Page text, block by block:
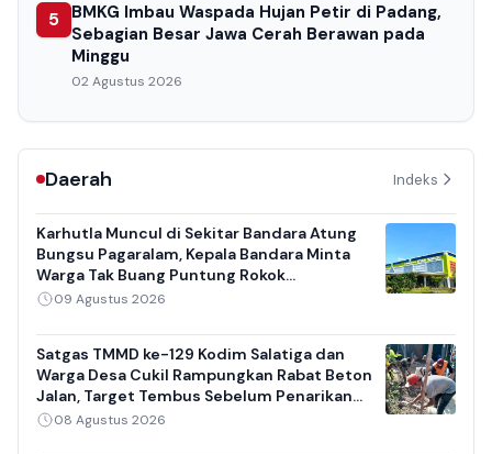
5
BMKG Imbau Waspada Hujan Petir di Padang,
Sebagian Besar Jawa Cerah Berawan pada
Minggu
02 Agustus 2026
Daerah Indeks
Karhutla Muncul di Sekitar Bandara Atung
Bungsu Pagaralam, Kepala Bandara Minta
Warga Tak Buang Puntung Rokok
Sembarangan
09 Agustus 2026
Satgas TMMD ke-129 Kodim Salatiga dan
Warga Desa Cukil Rampungkan Rabat Beton
Jalan, Target Tembus Sebelum Penarikan
Pasukan
08 Agustus 2026